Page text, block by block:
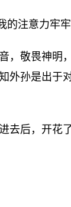
注意力牢牢
，敬畏神明
外孙是出于
后，开花